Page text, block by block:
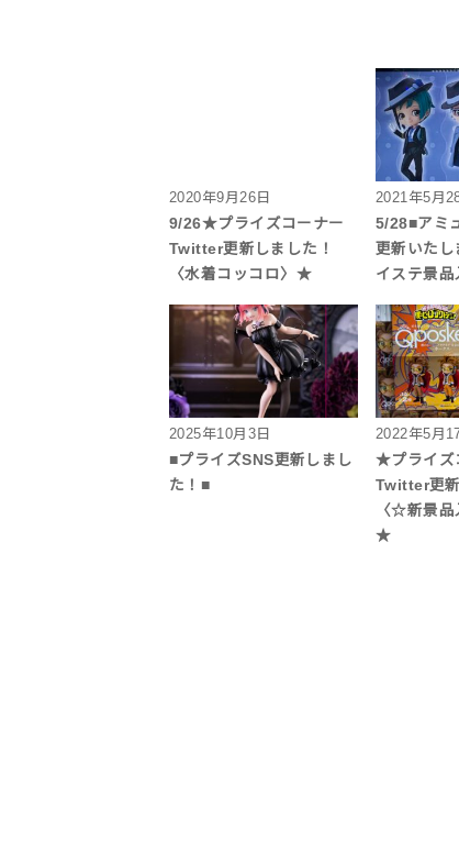
2020年9月26日
9/26★プライズコーナー
Twitter更新しました！
〈水着コッコロ〉★
2021年5月
5/28■アミ
更新いた
イステ景
2025年10月3日
■プライズSNS更新しまし
た！■
2022年5月
★プライズ
Twitter更新
〈☆新景品
★